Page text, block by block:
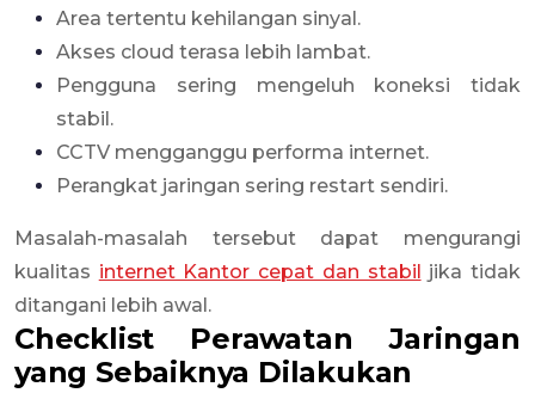
Area tertentu kehilangan sinyal.
Akses cloud terasa lebih lambat.
Pengguna sering mengeluh koneksi tidak
stabil.
CCTV mengganggu performa internet.
Perangkat jaringan sering restart sendiri.
Masalah-masalah tersebut dapat mengurangi
kualitas internet Kantor cepat dan stabil
jika tidak
ditangani lebih awal.
Checklist Perawatan Jaringan
yang Sebaiknya Dilakukan